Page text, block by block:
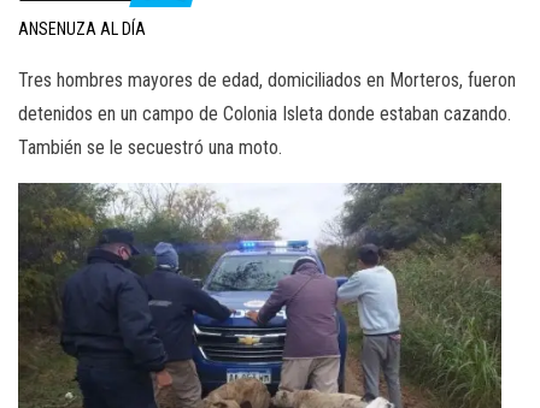
ANSENUZA AL DÍA
Tres hombres mayores de edad, domiciliados en Morteros, fueron
detenidos en un campo de Colonia Isleta donde estaban cazando.
También se le secuestró una moto.